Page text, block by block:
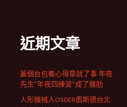
近期文章
蓋個台包養心得章就了事 年夜
先生”年夜四練習”成了雞肋
人形機械人OSDER奧斯德台北